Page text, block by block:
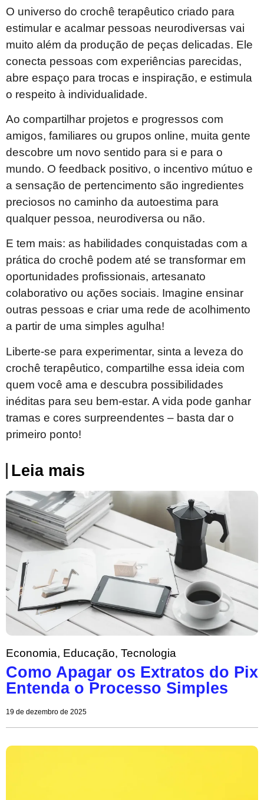
O universo do crochê terapêutico criado para
estimular e acalmar pessoas neurodiversas vai
muito além da produção de peças delicadas. Ele
conecta pessoas com experiências parecidas,
abre espaço para trocas e inspiração, e estimula
o respeito à individualidade.
Ao compartilhar projetos e progressos com
amigos, familiares ou grupos online, muita gente
descobre um novo sentido para si e para o
mundo. O feedback positivo, o incentivo mútuo e
a sensação de pertencimento são ingredientes
preciosos no caminho da autoestima para
qualquer pessoa, neurodiversa ou não.
E tem mais: as habilidades conquistadas com a
prática do crochê podem até se transformar em
oportunidades profissionais, artesanato
colaborativo ou ações sociais. Imagine ensinar
outras pessoas e criar uma rede de acolhimento
a partir de uma simples agulha!
Liberte-se para experimentar, sinta a leveza do
crochê terapêutico, compartilhe essa ideia com
quem você ama e descubra possibilidades
inéditas para seu bem-estar. A vida pode ganhar
tramas e cores surpreendentes – basta dar o
primeiro ponto!
Leia mais
Economia, Educação, Tecnologia
Como Apagar os Extratos do Pix
Entenda o Processo Simples
19 de dezembro de 2025